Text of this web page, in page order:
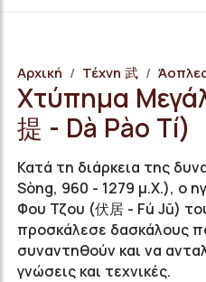
Αρχική Τέχνη 武
Χτύπημα
提 - Dà Pào Tí)
Κατά τη διάρκεια της
Sòng, 960 - 1279 μ.Χ.), ο
Φου Τζου (伏居 - Fú Jū)
προσκάλεσε δασκάλους
συναντηθούν και να
γνώσεις και τεχνικές.